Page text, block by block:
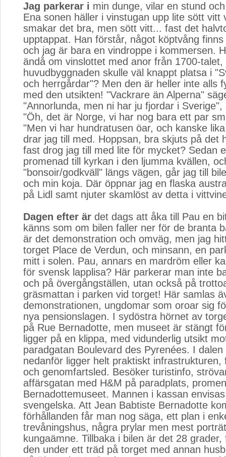
Jag parkerar i min dunge, vilar en stund
Ena sonen häller i vinstugan upp lite sött vitt
smakar det bra, men sött vitt... fast det
upptappat. Han förstår, något köptvång
och jag är bara en vindroppe i kommersen.
ändå om vinslottet med anor från 1700-talet,
huvudbyggnaden skulle väl knappt platsa i
och herrgårdar"? Men den är heller inte alls
med den utsikten! "Vackrare än Alperna"
"Annorlunda, men ni har ju fjordar i Sverige",
"Öh, det är Norge, vi har nog bara ett par
"Men vi har hundratusen öar, och kanske
drar jag till med. Hoppsan, bra skjuts på det
fast drog jag till med lite för mycket? Sedan
promenad till kyrkan i den ljumma kvällen,
"bonsoir/godkväll" längs vägen, går jag till
och min koja. Där öppnar jag en flaska
på Lidl samt njuter skamlöst av detta i
Dagen efter är det dags att åka till Pau en
känns som om bilen faller ner för de branta
är det demonstration och omväg, men jag
torget Place de Verdun, och minsann, en
mitt i solen. Pau, annars en mardröm eller
för svensk lapplisa? Här parkerar man inte
och på övergångställen, utan också på
gräsmattan i parken vid torget! Här samlas
demonstrationen, ungdomar som oroar sig
nya pensionslagen. I sydöstra hörnet av
på Rue Bernadotte, men museet är stängt
ligger på en klippa, med vidunderlig utsikt
paradgatan Boulevard des Pyrenées. I dalen
nedanför ligger helt praktiskt infrastrukturen,
och genomfartsled. Besöker turistinfo,
affärsgatan med H&M på paradplats,
Bernadottemuseet. Mannen i kassan
svengelska. Att Jean Babtiste Bernadotte
förhållanden får man nog säga, ett plan i
trevåningshus, några prylar men mest
kungaämne. Tillbaka i bilen är det 28
den under ett träd på torget med annan